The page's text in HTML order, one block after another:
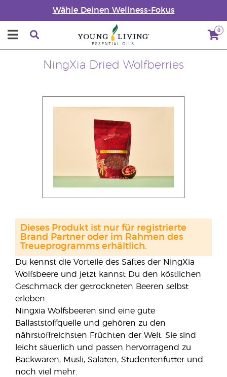
Wähle Deinen Wellness-Fokus
0
NingXia Dried Wolfberries
Du kennst die Vorteile des Saftes der NingXia
Wolfsbeere und jetzt kannst Du den köstlichen
Geschmack der getrockneten Beeren selbst
erleben.
Ningxia Wolfsbeeren sind eine gute
Ballaststoffquelle und gehören zu den
nährstoffreichsten Früchten der Welt. Sie sind
leicht säuerlich und passen hervorragend zu
Backwaren, Müsli, Salaten, Studentenfutter und
noch viel mehr.
Dieses Produkt ist nur für registrierte
Brand Partner oder im Rahmen des
Treueprogramms erhältlich.